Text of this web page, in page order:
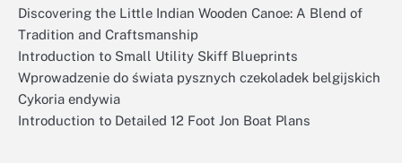
Discovering the Little Indian Wooden Canoe: A Blend of
Tradition and Craftsmanship
Introduction to Small Utility Skiff Blueprints
Wprowadzenie do świata pysznych czekoladek belgijskich
Cykoria endywia
Introduction to Detailed 12 Foot Jon Boat Plans